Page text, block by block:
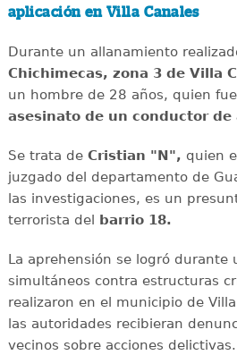
aplicación en Villa Canales
Durante un allanamiento
Chichimecas, zona 3 de Villa
un hombre de 28 años, quien
asesinato de un conductor de
Se trata de Cristian "N", quien
juzgado del departamento de
las investigaciones, es un
terrorista del barrio 18.
La aprehensión se logró durante
simultáneos contra estructuras
realizaron en el municipio de
las autoridades recibieran
vecinos sobre acciones delictivas.